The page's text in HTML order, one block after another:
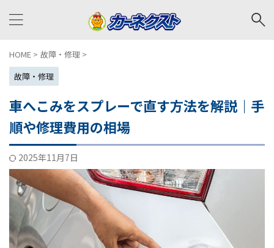
HOME > 故障・修理 >
故障・修理
車へこみをスプレーで直す方法を解説｜手
順や修理費用の相場
2025年11月7日